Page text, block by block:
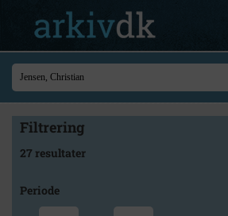
Filtrering
27 resultater
Periode